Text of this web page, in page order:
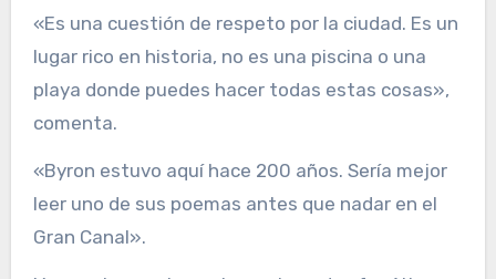
«Es una cuestión de respeto por la ciudad. Es un
lugar rico en historia, no es una piscina o una
playa donde puedes hacer todas estas cosas»,
comenta.
«Byron estuvo aquí hace 200 años. Sería mejor
leer uno de sus poemas antes que nadar en el
Gran Canal».